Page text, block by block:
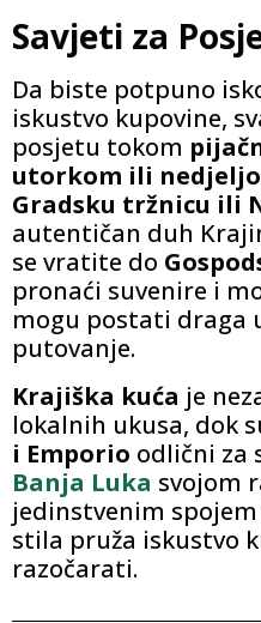
Savjeti za
Da biste potpuno
iskustvo kupovine,
posjetu tokom
utorkom ili
Gradsku tržnicu ili
autentičan duh
se vratite do
pronaći suvenire i
mogu postati draga
putovanje.
Krajiška kuća je
lokalnih ukusa, dok
i Emporio odlični za
Banja Luka svojom
jedinstvenim
stila pruža iskustvo
razočarati.